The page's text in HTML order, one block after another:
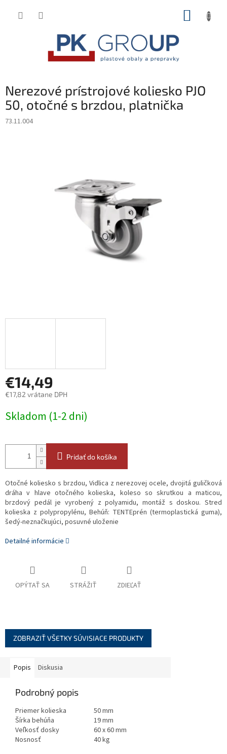
Nerezové prístrojové koliesko PJO
50, otočné s brzdou, platnička
73.11.004
€14,49
€17,82 vrátane DPH
cena:
Skladom (1-2 dni)
Pridať do košíka
Otočné koliesko s brzdou, Vidlica z nerezovej ocele, dvojitá guličková
dráha v hlave otočného kolieska, koleso so skrutkou a maticou,
brzdový pedál je vyrobený z polyamidu, montáž s doskou. Stred
kolieska z polypropylénu, Behúň: TENTEprén (termoplastická guma),
šedý-neznačkujúci, posuvné uloženie
Detailné informácie
OPÝTAŤ SA STRÁŽIŤ ZDIEĽAŤ
ZOBRAZIŤ VŠETKY SÚVISIACE PRODUKTY
Popis Diskusia
Podrobný popis
Priemer kolieska
50 mm
Šírka behúňa
19 mm
Veľkosť dosky
60 x 60 mm
Nosnosť
40 kg